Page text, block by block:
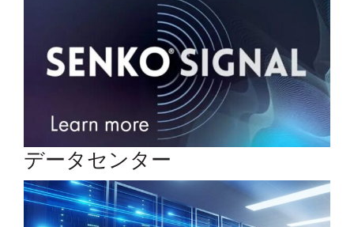
データセンター